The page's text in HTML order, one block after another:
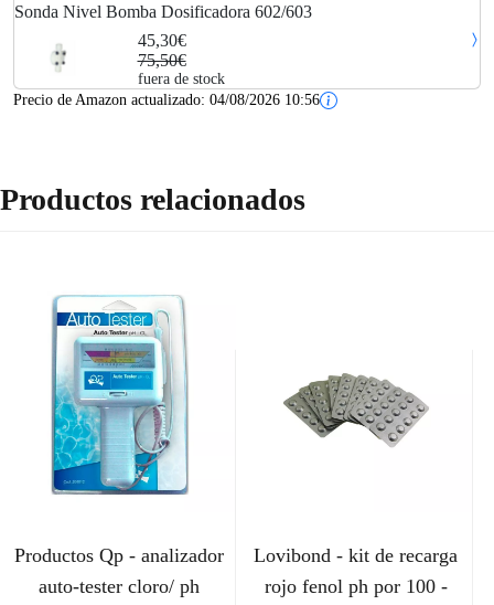
Sonda Nivel Bomba Dosificadora 602/603
45,30€
75,50€
fuera de stock
Precio de Amazon actualizado: 04/08/2026 10:56
Productos relacionados
Productos Qp - analizador
auto-tester cloro/ ph
Lovibond - kit de recarga
rojo fenol ph por 100 -